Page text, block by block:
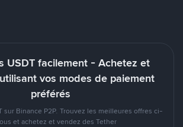
USDT facilement - Achetez et
vos modes de paiement
préférés
sur Binance P2P. Trouvez les meilleures offres ci-
et achetez et vendez des Tether